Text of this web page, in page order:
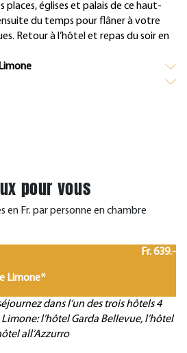
places, églises et palais de ce haut-
du temps pour flâner à votre
Retour à l’hôtel et repas du soir en
pour vous
en Fr. par personne en chambre
Fr. 639.-
Limone*
dans l‘un des trois hôtels 4
l’hôtel Garda Bellevue, l’hôtel
all’Azzurro